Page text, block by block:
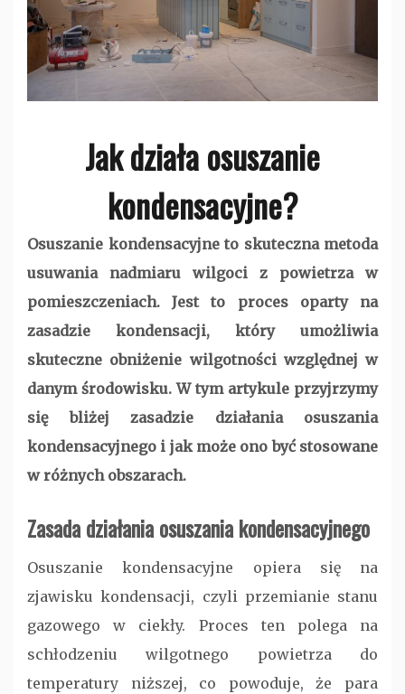
Jak działa osuszanie
kondensacyjne?
Osuszanie kondensacyjne to skuteczna metoda
usuwania nadmiaru wilgoci z powietrza w
pomieszczeniach. Jest to proces oparty na
zasadzie kondensacji, który umożliwia
skuteczne obniżenie wilgotności względnej w
danym środowisku. W tym artykule przyjrzymy
się bliżej zasadzie działania osuszania
kondensacyjnego i jak może ono być stosowane
w różnych obszarach.
Zasada działania osuszania kondensacyjnego
Osuszanie kondensacyjne opiera się na
zjawisku kondensacji, czyli przemianie stanu
gazowego w ciekły. Proces ten polega na
schłodzeniu wilgotnego powietrza do
temperatury niższej, co powoduje, że para